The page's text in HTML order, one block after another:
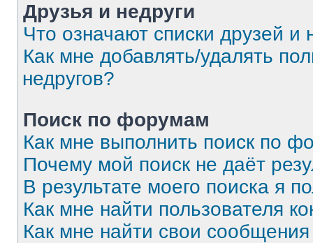
Друзья и недруги
Что означают списки друзей и
Как мне добавлять/удалять
недругов?
Поиск по форумам
Как мне выполнить поиск по
Почему мой поиск не даёт
В результате моего поиска я
Как мне найти пользователя
Как мне найти свои